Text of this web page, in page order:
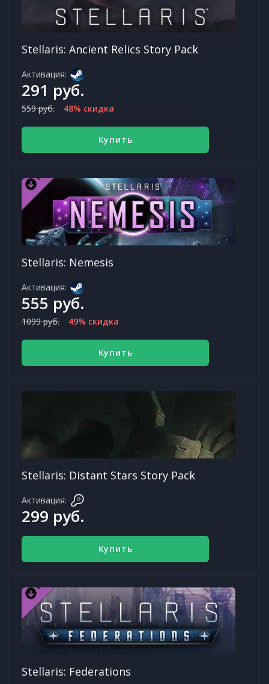
Stellaris: Ancient Relics Story Pack
Активация:
291 руб.
559 руб. 48% скидка
Купить
Stellaris: Nemesis
Активация:
555 руб.
1099 руб. 49% скидка
Купить
Stellaris: Distant Stars Story Pack
Активация:
299 руб.
Купить
Stellaris: Federations